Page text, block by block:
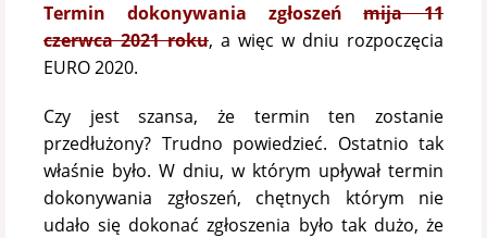
Termin dokonywania zgłoszeńmija 11
czerwca 2021 roku, a więc w dniu rozpoczęcia
EURO 2020.
Czy jest szansa, że termin ten zostanie
przedłużony? Trudno powiedzieć. Ostatnio tak
właśnie było. W dniu, w którym upływał termin
dokonywania zgłoszeń, chętnych którym nie
udało się dokonać zgłoszenia było tak dużo, że